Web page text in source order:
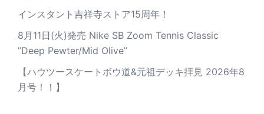
インスタント吉祥寺ストア15周年！
8月11日(火)発売 Nike SB Zoom Tennis Classic
”Deep Pewter/Mid Olive”
【ハウツースケートボウ道&元祖デッキ拝見 2026年8
月号！！】